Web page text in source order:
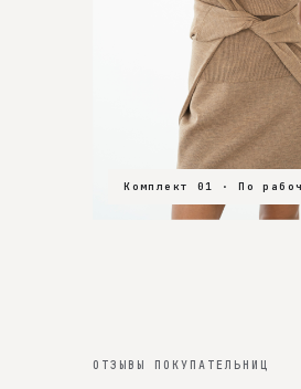
Комплект 01 · По
Комплект 02 · В зал
Комплект 03 · На
ОТЗЫВЫ ПОКУПАТЕЛЬНИЦ